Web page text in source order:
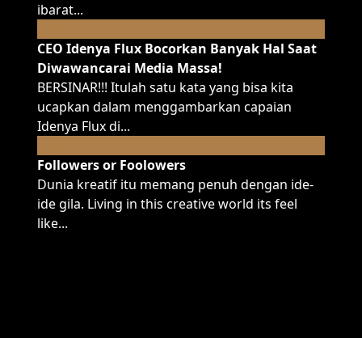
ibarat...
CEO Idenya Flux Bocorkan Banyak Hal Saat
Diwawancarai Media Massa!
BERSINAR!!! Itulah satu kata yang bisa kita
ucapkan dalam menggambarkan capaian
Idenya Flux di...
Followers or Foolowers
Dunia kreatif itu memang penuh dengan ide-
ide gila. Living in this creative world its feel
like...